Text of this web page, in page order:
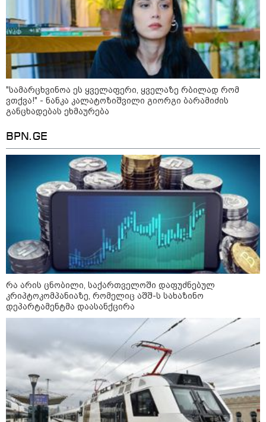
15:49 / 06-08-2026
შეიძინე ალდაგის სამოგზაურო დაზღვევა და
მიიღე გაორმაგებული ინტერნეტი
საზოგადოება
11:36 / 08-08-2026
წელიწადნახევარში საქართველოში 164
ადამიანი დაიკარგა - 57 პირს ამ დრომდე
ეძებენ
"სა­მარ­ცხვი­ნოა ეს ყვე­ლა­ფე­რი, ყვე­ლა­ზე რბი­ლად რომ
ვთქვა!" - ნანკა კალატოზიშვილი გიორგი ბარამიძის
განცხადებას ეხმაურება
BPN.GE
რა არის ცნობილი, საქართველოში დაფუძნებულ
კრიპტოკომპანიაზე, რომელიც აშშ-ს სახაზინო
დეპარტამენტმა დაასანქცირა